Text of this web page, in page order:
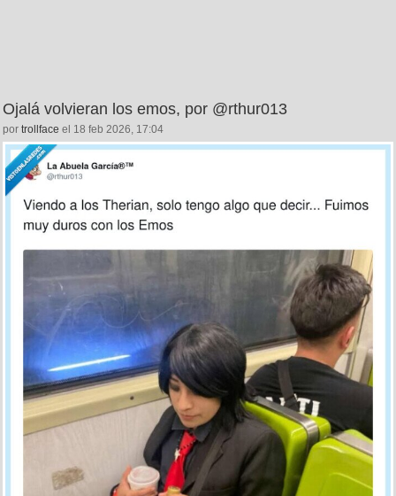
Ojalá volvieran los emos, por @rthur013
por trollface el 18 feb 2026, 17:04